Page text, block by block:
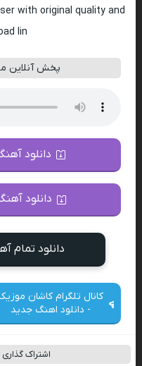
with original quality and
lin
پخش آنلاین
دانلود
دانلود
دانلود
کانال تلگرام کاشان
- دانلود اهنگ جدید
اشتراک